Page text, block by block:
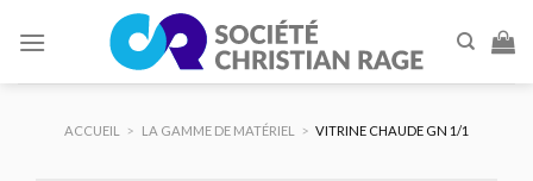
ACCUEIL > LA GAMME DE MATÉRIEL > VITRINE CHAUDE GN 1/1